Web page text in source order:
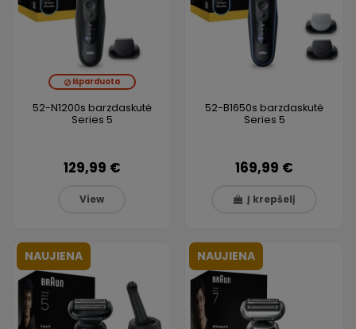
Išparduota
52-N1200s barzdaskutė
Series 5
129,99 €
View
52-B1650s barzdaskutė
Series 5
169,99 €
Į krepšelį
NAUJIENA NAUJIENA